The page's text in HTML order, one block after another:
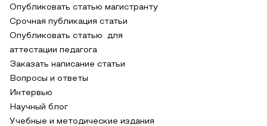
Опубликовать статью магистранту
Срочная публикация статьи
Опубликовать статью для
аттестации педагога
Заказать написание статьи
Вопросы и ответы
Интервью
Научный блог
Учебные и методические издания